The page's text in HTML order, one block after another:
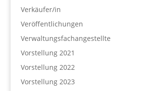
Verkäufer/in
Veröffentlichungen
Verwaltungsfachangestellte
Vorstellung 2021
Vorstellung 2022
Vorstellung 2023